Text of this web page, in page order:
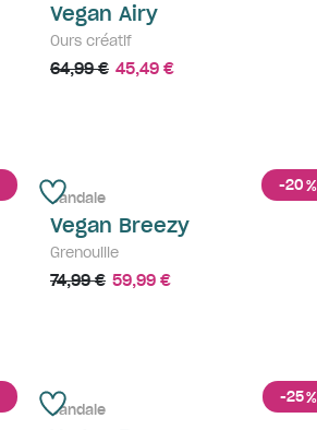
Vegan Airy
Ours créatif
64,99 € 45,49 €
-20%
Sandale
Vegan Breezy
Grenouille
74,99 € 59,99 €
-25%
Sandale